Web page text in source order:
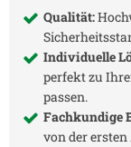
Qualität:
Individuelle
perfekt zu
passen.
Fachkundige
von der